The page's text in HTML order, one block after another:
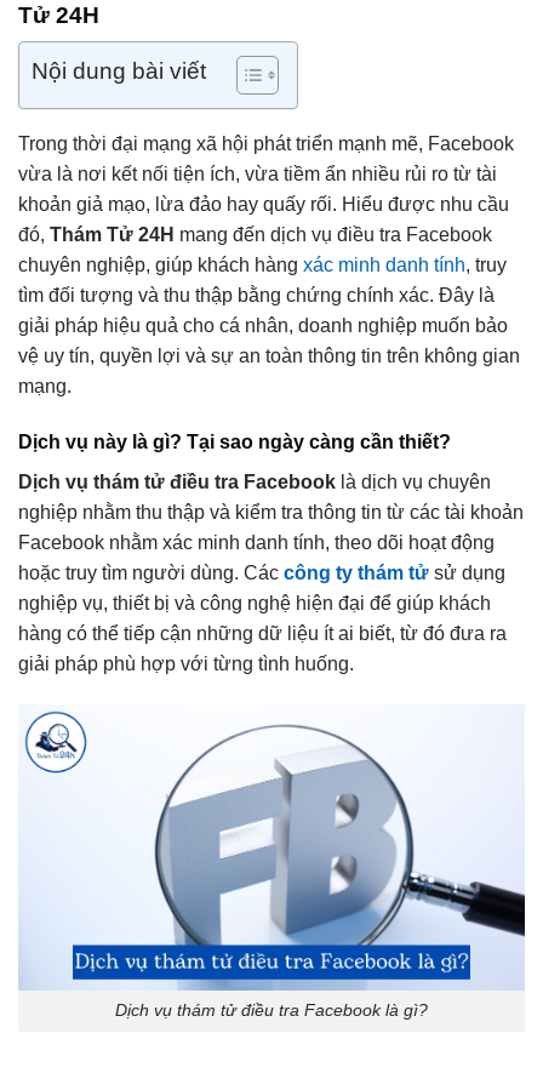
Tử 24H
Nội dung bài viết
Trong thời đại mạng xã hội phát triển mạnh mẽ, Facebook
vừa là nơi kết nối tiện ích, vừa tiềm ẩn nhiều rủi ro từ tài
khoản giả mạo, lừa đảo hay quấy rối. Hiểu được nhu cầu
đó, Thám Tử 24H mang đến dịch vụ điều tra Facebook
chuyên nghiệp, giúp khách hàng xác minh danh tính, truy
tìm đối tượng và thu thập bằng chứng chính xác. Đây là
giải pháp hiệu quả cho cá nhân, doanh nghiệp muốn bảo
vệ uy tín, quyền lợi và sự an toàn thông tin trên không gian
mạng.
Dịch vụ này là gì? Tại sao ngày càng cần thiết?
Dịch vụ thám tử điều tra Facebook là dịch vụ chuyên
nghiệp nhằm thu thập và kiểm tra thông tin từ các tài khoản
Facebook nhằm xác minh danh tính, theo dõi hoạt động
hoặc truy tìm người dùng. Các công ty thám tử sử dụng
nghiệp vụ, thiết bị và công nghệ hiện đại để giúp khách
hàng có thể tiếp cận những dữ liệu ít ai biết, từ đó đưa ra
giải pháp phù hợp với từng tình huống.
Dịch vụ thám tử điều tra Facebook là gì?